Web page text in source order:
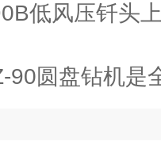
低风压钎头
圆盘钻机是全气